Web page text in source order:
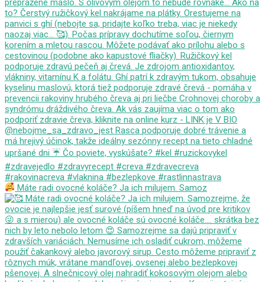
Máte radi ovocné koláče? Ja ich milujem. Samoz